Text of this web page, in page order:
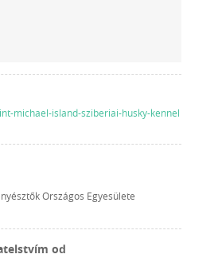
michael-island-sziberiai-husky-kennel
Országos Egyesülete
od